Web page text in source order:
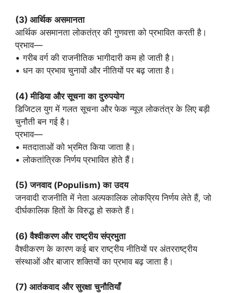
(3) आर्थिक असमानता
आर्थिक असमानता लोकतंत्र की गुणवत्ता को प्रभावित करती है।
प्रभाव—
• गरीब वर्ग की राजनीतिक भागीदारी कम हो जाती है।
• धन का प्रभाव चुनावों और नीतियों पर बढ़ जाता है।
(4)मीडिया और सूचना का दुरुपयोग
डिजिटल युग में गलत सूचना और फेक न्यूज़ लोकतंत्र के लिए बड़ी
चुनौती बन गई है।
प्रभाव—
• मतदाताओं को भ्रमित किया जाता है।
• लोकतांत्रिक निर्णय प्रभावित होते हैं।
(5)जनवाद(Populism)का उदय
जनवादी राजनीति में नेता अल्पकालिक लोकप्रिय निर्णय लेते हैं, जो
दीर्घकालिक हितों के विरुद्ध हो सकते हैं।
(6)वैश्वीकरण और राष्ट्रीय संप्रभुता
वैश्वीकरण के कारण कई बार राष्ट्रीय नीतियों पर अंतरराष्ट्रीय
संस्थाओं और बाजार शक्तियों का प्रभाव बढ़ जाता है।
(7) आतंकवाद और सुरक्षा चुनौतियाँ